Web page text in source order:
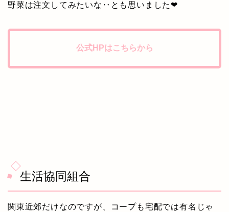
野菜は注文してみたいな‥とも思いました❤
公式HPはこちらから
生活協同組合
関東近郊だけなのですが、コープも宅配では有名じゃ